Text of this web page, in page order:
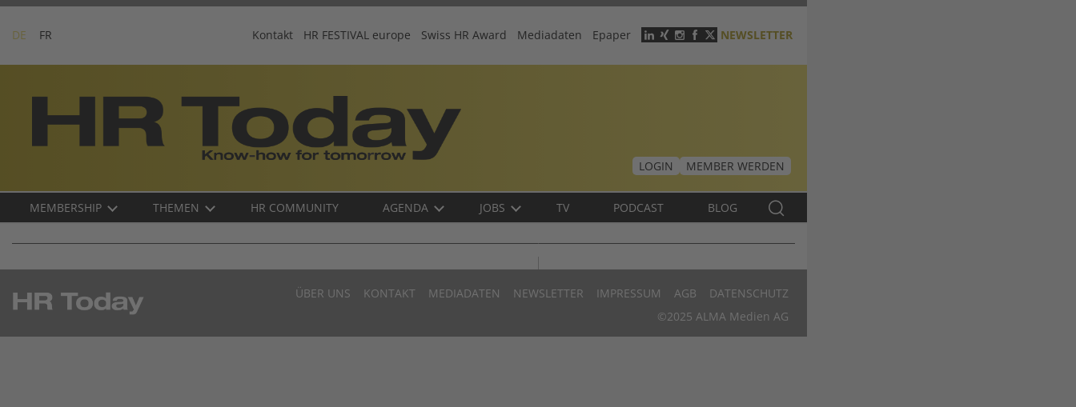
Skip
content
DE FR
Header
menu
Kontakt HR FESTIVAL europe Swiss HR Award Mediadaten Epaper NEWSLETTER
LOGIN
MEMBER WERDEN
Main
MEMBERSHIP THEMEN HR COMMUNITY AGENDA JOBS TV PODCAST BLOG
DE
ÜBER UNS KONTAKT MEDIADATEN NEWSLETTER IMPRESSUM AGB
DATENSCHUTZ
©2025 ALMA Medien AG